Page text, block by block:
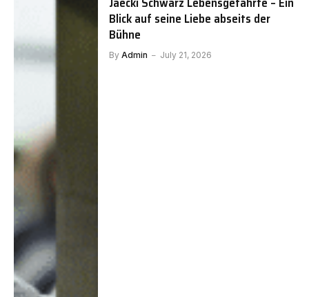
Blick auf seine Liebe abseits der
Bühne
By Admin July 21, 2026